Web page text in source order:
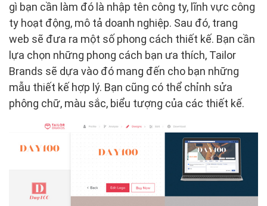
gì bạn cần làm đó là nhập tên công ty, lĩnh vực công
ty hoạt động, mô tả doanh nghiệp. Sau đó, trang
web sẽ đưa ra một số phong cách thiết kế. Bạn cần
lựa chọn những phong cách bạn ưa thích, Tailor
Brands sẽ dựa vào đó mang đến cho bạn những
mẫu thiết kế hợp lý. Bạn cũng có thể chỉnh sửa
phông chữ, màu sắc, biểu tượng của các thiết kế.